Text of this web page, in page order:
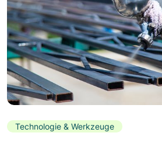
Technologie & Werkzeuge